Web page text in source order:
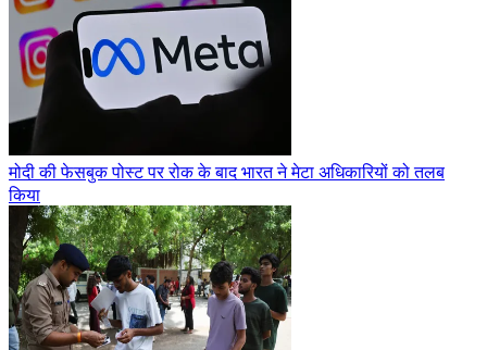
मोदी की फेसबुक पोस्ट पर रोक के बाद भारत ने मेटा अधिकारियों को तलब
किया